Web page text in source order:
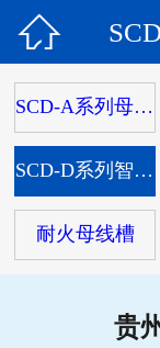

SCD-A系列母线槽
SCD-D系列智能母线槽
耐火母线槽
贵